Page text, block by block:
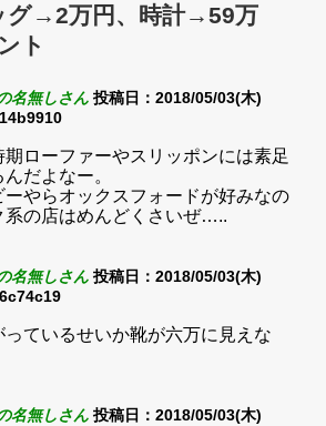
グ→2万円、時計→59万
ト
名無しさん 投稿日：2018/05/03(木)
期ローファーやスリッポンには素足
だよなー。
ーやらオックスフォードが好みなの
系の店はめんどくさいぜ…..
名無しさん 投稿日：2018/05/03(木)
ているせいか靴が六万に見えな
名無しさん 投稿日：2018/05/03(木)